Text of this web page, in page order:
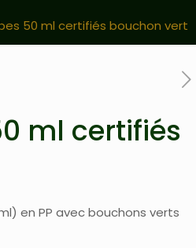
50 ml certifiés bouchon vert
ml certifiés
en PP avec bouchons verts